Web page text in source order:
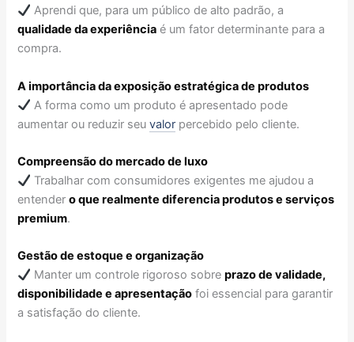
Aprendi que, para um público de alto padrão, a
qualidade da experiência é um fator determinante para a
compra.
A importância da exposição estratégica de produtos
A forma como um produto é apresentado pode
aumentar ou reduzir seuvalor percebido pelo cliente.
Compreensão do mercado de luxo
Trabalhar com consumidores exigentes me ajudou a
entendero que realmente diferencia produtos e serviços
premium.
Gestão de estoque e organização
Manter um controle rigoroso sobreprazo de validade,
disponibilidade e apresentação foi essencial para garantir
a satisfação do cliente.